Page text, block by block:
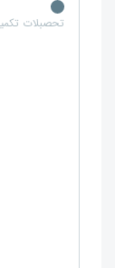
تحصبلات